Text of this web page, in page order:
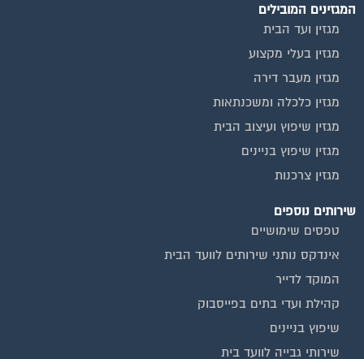
המגזינים המובילים
מגזין ועד הבית
מגזין בעלי מקצוע
מגזין מעבר דירה
מגזין כלכלה ומשכנתאות
מגזין שיפוץ ועיצוב הבית
מגזין שיפוץ בניינים
מגזין צרכנות
שירותים נוספים
טפסים שימושיים
אינדקס נותני שירותים לוועד הבית
המוקד לדייר
קהילת ועדי בתים בפייסבוק
שיפוץ בניינים
שירותי גבייה לוועד בית